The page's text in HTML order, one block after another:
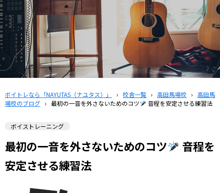
ボイトレなら「NAYUTAS（ナユタス）」 › 校舎一覧 › 高田馬場校 › 高田馬
場校のブログ › 最初の一音を外さないためのコツ 音程を安定させる練習法
ボイストレーニング
最初の一音を外さないためのコツ
音程を
安定させる練習法